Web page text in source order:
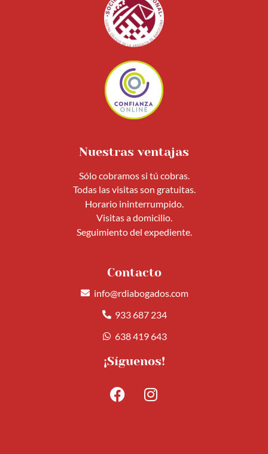
Nuestras ventajas
Sólo cobramos si tú cobras.
Todas las visitas son gratuitas.
Horario ininterrumpido.
Visitas a domicilio.
Seguimiento del expediente.
Contacto
info@rdiabogados.com
933 687 234
638 419 643
¡Síguenos!